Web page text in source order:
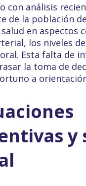
con análisis
de la población
en aspectos
los niveles
Esta falta de
la toma de
a
y